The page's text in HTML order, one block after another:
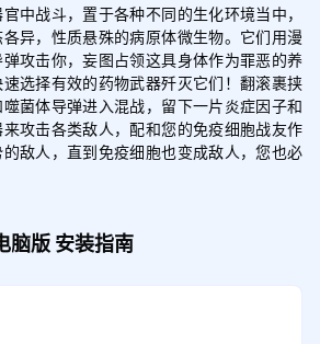
中战斗，置于各种不同的生化环境当中，
异，性质悬殊的病原体微生物。它们用漫
攻击你，妄图占领这具身体作为罪恶的养
选择有效的药物武器歼灭它们！翻滚裹挟
菌体导弹进入混战，留下一片炎症因子和
攻击各类敌人，配和您的免疫细胞战友作
敌人，直到免疫细胞也变成敌人，您也必
脑版 安装指南